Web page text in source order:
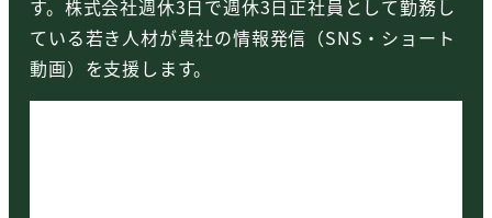
す。株式会社週休3日で週休3日正社員として勤務し
ている若き人材が貴社の情報発信（SNS・ショート
動画）を支援します。